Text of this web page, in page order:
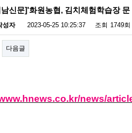
신문]'화원농협, 김치체험학습장 문
성자 2023-05-25 10:25:37 조회 1749회
다음글
news/